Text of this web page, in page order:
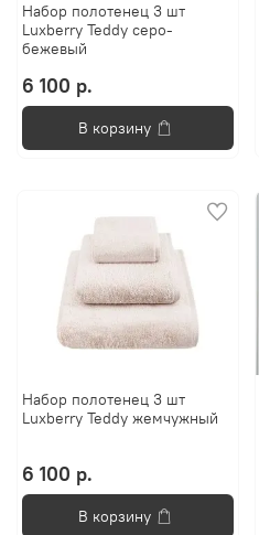
Набор полотенец 3 шт
Luxberry Teddy серо-
бежевый
6 100 р.
В корзину
Набор полотенец 3 шт
Luxberry Teddy жемчужный
6 100 р.
В корзину